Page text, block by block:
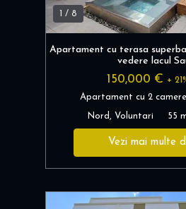
/ 8
Apartament cu terasa
vedere lacul
150,000 € +
Apartament cu 2
Nord, Voluntari 55
Vezi mai multe